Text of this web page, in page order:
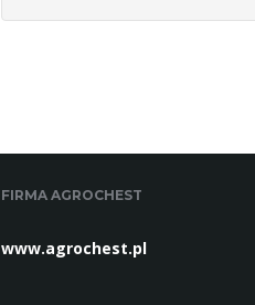
FIRMA AGROCHEST
www.agrochest.pl